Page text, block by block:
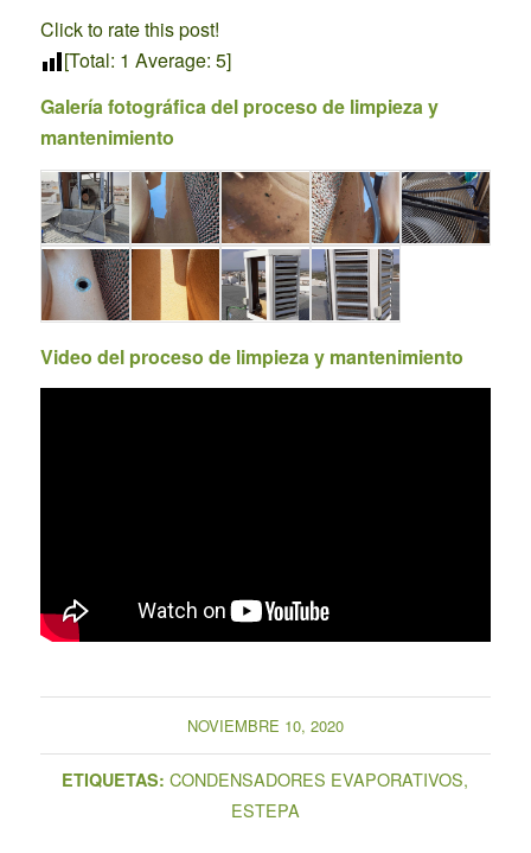
Click to rate this post!
[Total: 1 Average: 5]
Galería fotográfica del proceso de limpieza y
mantenimiento
Video del proceso de limpieza y mantenimiento
NOVIEMBRE 10, 2020
ETIQUETAS: CONDENSADORES EVAPORATIVOS,
ESTEPA